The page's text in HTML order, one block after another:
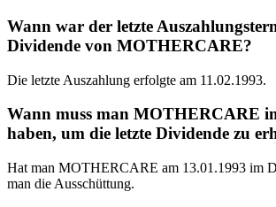
Wann war der letzte
Dividende von MOTHERCARE?
Die letzte Auszahlung erfolgte am 11.02.1993.
Wann muss man MOTHERCARE
haben, um die letzte Dividende zu
Hat man MOTHERCARE am 13.01.1993 im
man die Ausschüttung.